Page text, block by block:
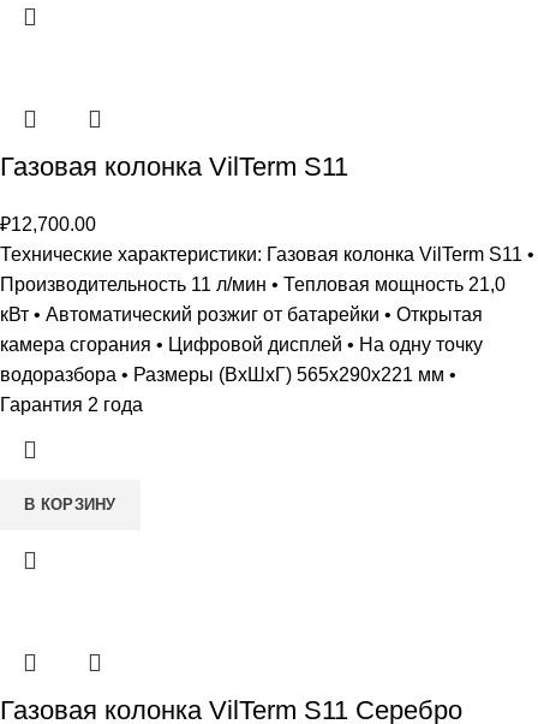
Газовая колонка VilTerm S11
₽12,700.00
Технические характеристики: Газовая колонка VilTerm S11 •
Производительность 11 л/мин • Тепловая мощность 21,0
кВт • Автоматический розжиг от батарейки • Открытая
камера сгорания • Цифровой дисплей • На одну точку
водоразбора • Размеры (ВxШxГ) 565х290х221 мм •
Гарантия 2 года
В КОРЗИНУ
Газовая колонка VilTerm S11 Серебро